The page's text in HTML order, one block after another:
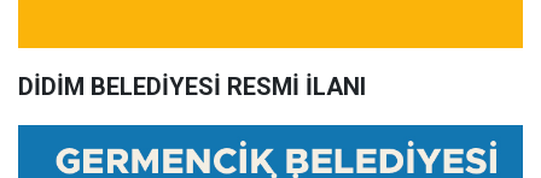
DİDİM BELEDİYESİ RESMİ İLANI